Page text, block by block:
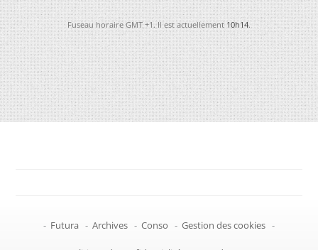
Fuseau horaire GMT +1. Il est actuellement10h14.
- Futura - Archives - Conso - Gestion des cookies -